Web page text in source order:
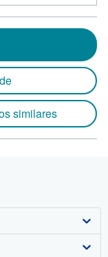
similares